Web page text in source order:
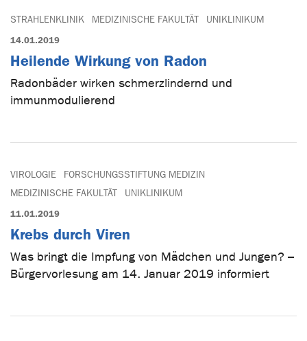
STRAHLENKLINIK MEDIZINISCHE FAKULTÄT UNIKLINIKUM
14.01.2019
Heilende Wirkung von Radon
Radonbäder wirken schmerzlindernd und
immunmodulierend
VIROLOGIE
FORSCHUNGSSTIFTUNG MEDIZIN
MEDIZINISCHE FAKULTÄT
UNIKLINIKUM
11.01.2019
Krebs durch Viren
Was bringt die Impfung von Mädchen und Jungen? –
Bürgervorlesung am 14. Januar 2019 informiert